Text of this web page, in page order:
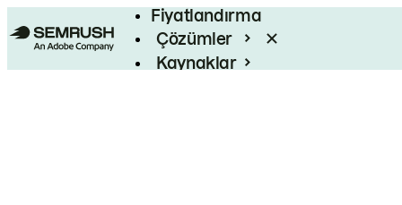
Fiyatlandırma
Çözümler
Kaynaklar